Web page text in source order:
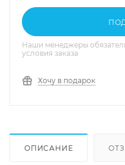
Наши менеджеры
условия заказа
Хочу в подарок
ОПИСАНИЕ